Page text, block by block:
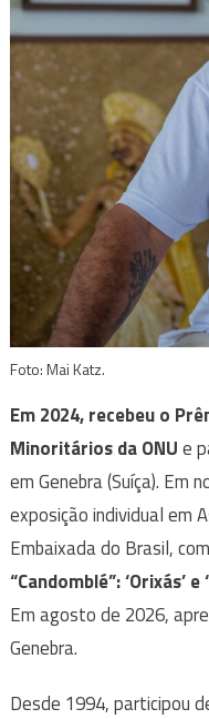
Foto: Mai Katz.
Em 2024, recebeu o
Minoritários da ONUe
em Genebra (Suíça). Em
exposição individual em
Embaixada do Brasil,
“Candomblé”: ‘Orixás’ e ‘
Em agosto de 2026,
Genebra.
Desde 1994, participou